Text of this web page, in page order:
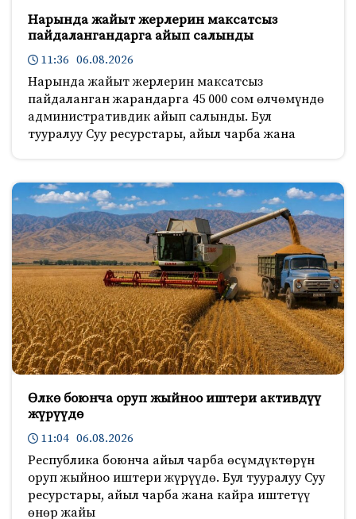
Нарында жайыт жерлерин максатсыз
пайдалангандарга айып салынды
11:36 06.08.2026
Нарында жайыт жерлерин максатсыз
пайдаланган жарандарга 45 000 сом өлчөмүндө
административдик айып салынды. Бул
тууралуу Суу ресурстары, айыл чарба жана
Өлкө боюнча оруп жыйноо иштери активдүү
жүрүүдө
11:04 06.08.2026
Республика боюнча айыл чарба өсүмдүктөрүн
оруп жыйноо иштери жүрүүдө. Бул тууралуу Суу
ресурстары, айыл чарба жана кайра иштетүү
өнөр жайы